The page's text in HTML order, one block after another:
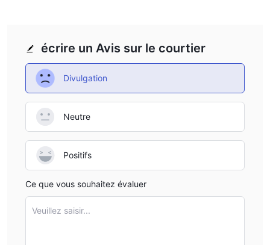
écrire un Avis sur le courtier
Divulgation
Neutre
Positifs
Ce que vous souhaitez évaluer
Veuillez saisir...